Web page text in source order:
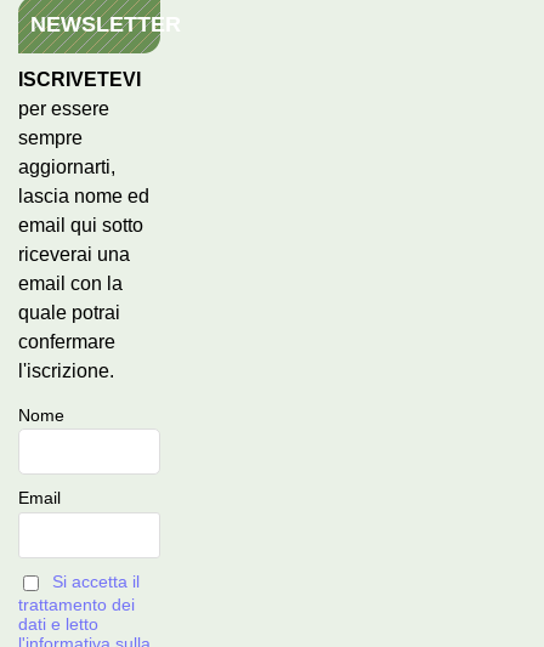
NEWSLETTER
ISCRIVETEVI
per essere
sempre
aggiornarti,
lascia nome ed
email qui sotto
riceverai una
email con la
quale potrai
confermare
l'iscrizione.
Nome
Email
Si accetta il
trattamento dei
dati e letto